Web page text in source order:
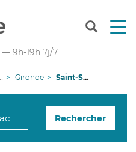
T
n
g
— 9h-19h 7j/7
Gironde Saint-Sulpice-et-Cameyrac
Rechercher